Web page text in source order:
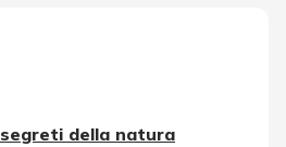
della natura